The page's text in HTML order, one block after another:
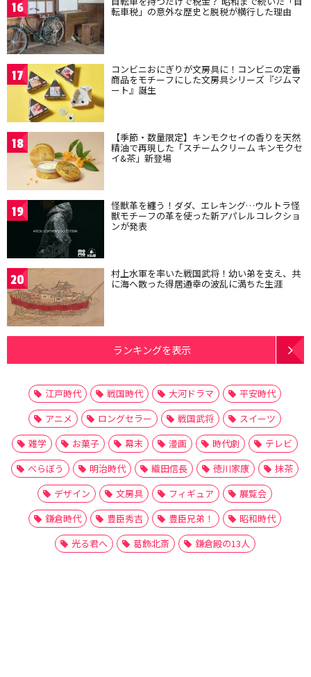
16 転車税」の意外な歴史と脱税が横行した理由
17 コンビニおにぎりが文房具に！コンビニの定番
商品をモチーフにした文房具シリーズ『ジムマ
ート』誕生
18 【季節・数量限定】キンモクセイの香りを天然
精油で再現した「スチームクリーム キンモクセ
イ&茶」新登場
19 怪獣革を纏う！ダダ、エレキング…ウルトラ怪
獣モチーフの革を使った新アパレルコレクショ
ンが発表
20 村上水軍を率いた戦国武将！幼い弟を支え、共
に海へ散った得居通幸の波乱に満ちた生涯
ランキングを表示
江戸時代 戦国時代 大河ドラマ
平安時代
アニメ
ロングセラー 戦国武将
スイーツ
雑学
お菓子 幕末 漫画 時代劇
テレビ
べらぼう
明治時代 織田信長 徳川家康
抹茶
デザイン
文房具 フィギュア
展覧会
鎌倉時代
豊臣秀吉 豊臣兄弟！
昭和時代
光る君へ
葛飾北斎 鎌倉殿の13人